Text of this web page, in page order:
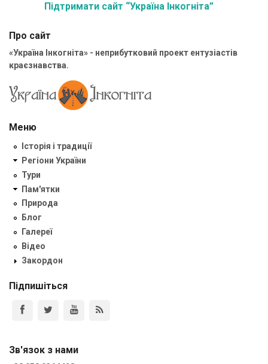
Підтримати сайт “Україна Інкогніта”
Про сайт
«Україна Інкогніта» - неприбутковий проект ентузіастів
краєзнавства.
Меню
Історія і традиції
Регіони України
Тури
Пам'ятки
Природа
Блог
Галереї
Відео
Закордон
Підпишіться
Зв'язок з нами